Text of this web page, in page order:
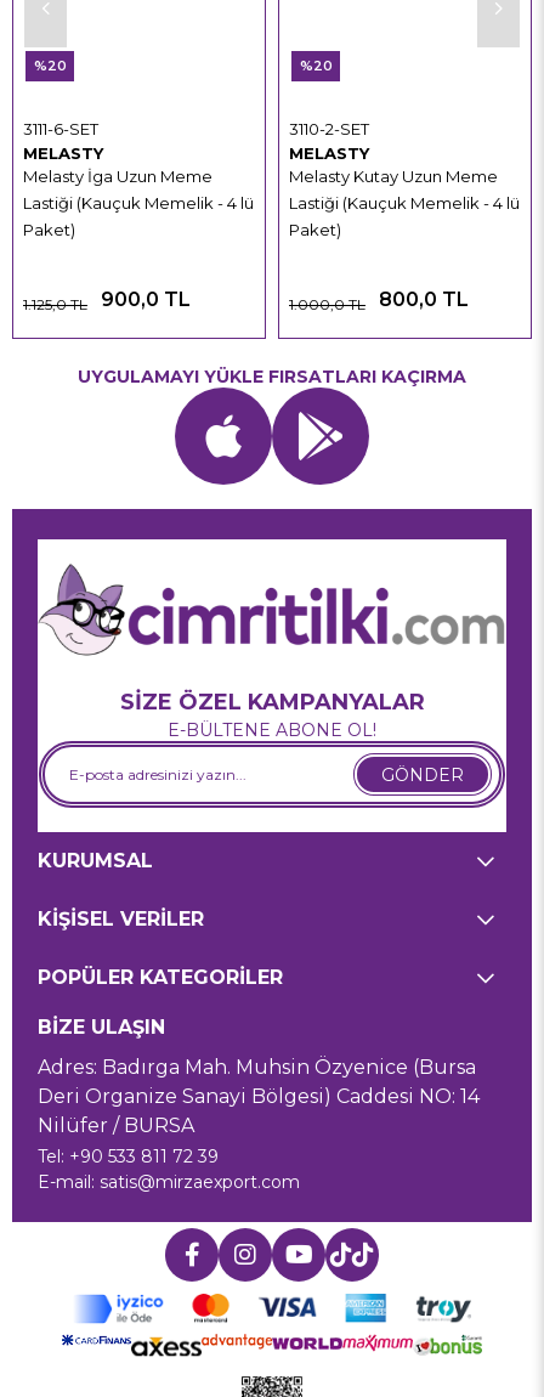
MELASTY
Melasty İga Uzun Meme
Lastiği (Kauçuk Memelik - 4 lü
Paket)
3111-6-SET
900,0 TL
1.125,0 TL
%20
MELASTY
Melasty Kutay Uzun Meme
Lastiği (Kauçuk Memelik - 4 lü
Paket)
3110-2-SET
800,0 TL
1.000,0 TL
%20
UYGULAMAYI YÜKLE FIRSATLARI KAÇIRMA
SİZE ÖZEL KAMPANYALAR
E-BÜLTENE ABONE OL!
GÖNDER
KURUMSAL
KİŞİSEL VERİLER
POPÜLER KATEGORİLER
BİZE ULAŞIN
Adres: Badırga Mah. Muhsin Özyenice (Bursa
Deri Organize Sanayi Bölgesi) Caddesi NO: 14
Nilüfer / BURSA
Tel: +90 533 811 72 39
E-mail: satis@mirzaexport.com